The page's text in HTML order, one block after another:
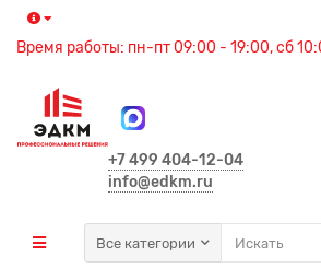
Время работы: пн-пт 09:00 - 19:00, сб
+7 499 404-12-04
info@edkm.ru
Все категории